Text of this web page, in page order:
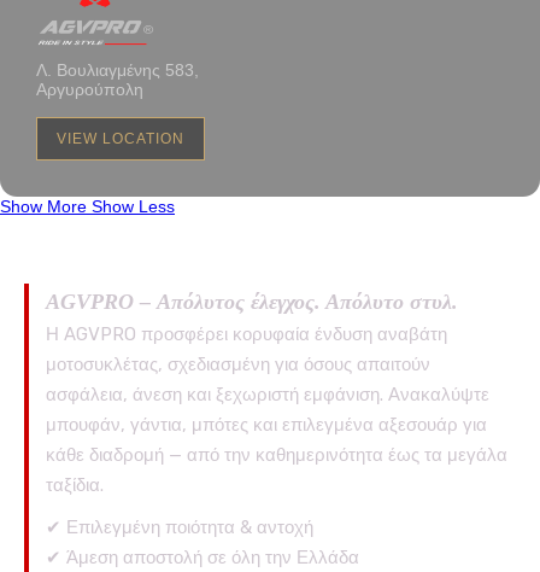
Λ. Βουλιαγμένης 583,
Αργυρούπολη
VIEW LOCATION
Show More Show Less
AGVPRO – Απόλυτος έλεγχος. Απόλυτο στυλ.
Η AGVPRO προσφέρει κορυφαία ένδυση αναβάτη
μοτοσυκλέτας, σχεδιασμένη για όσους απαιτούν
ασφάλεια, άνεση και ξεχωριστή εμφάνιση. Ανακαλύψτε
μπουφάν, γάντια, μπότες και επιλεγμένα αξεσουάρ για
κάθε διαδρομή — από την καθημερινότητα έως τα μεγάλα
ταξίδια.
✔ Επιλεγμένη ποιότητα & αντοχή
✔ Άμεση αποστολή σε όλη την Ελλάδα